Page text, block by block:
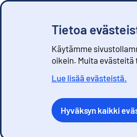
Tietoa
Käytämme
oikein. Muita
Lue lisää evästeistä.
Hyväksyn kaikki